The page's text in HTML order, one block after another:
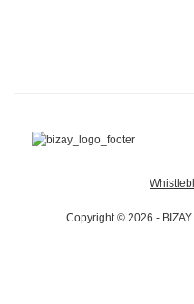
Copyright © 2026 -